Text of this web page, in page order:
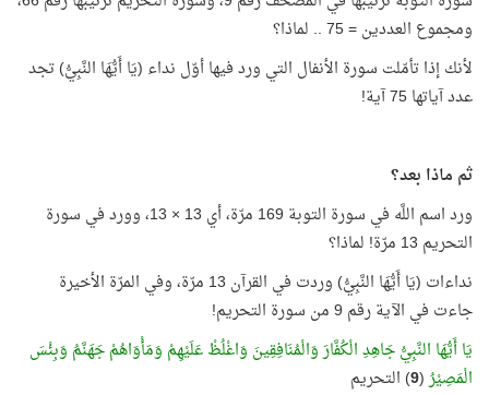
ومجموع العددين = 75 .. لماذا؟
لأنك إذا تأمّلت سورة الأنفال التي ورد فيها أوّل نداء (يَا أَيُّهَا النَّبِيُّ) تجد
عدد آياتها 75 آية!
ثم ماذا بعد؟
ورد اسم اللَّه في سورة التوبة 169 مرّة، أي 13 × 13، وورد في سورة
التحريم 13 مرّة! لماذا؟
نداءات (يَا أَيُّهَا النَّبِيُّ) وردت في القرآن 13 مرّة، وفي المرّة الأخيرة
جاءت في الآية رقم 9 من سورة التحريم!
يَا أَيُّهَا النَّبِيُّ جَاهِدِ الْكُفَّارَ وَالْمُنَافِقِينَ وَاغْلُظْ عَلَيْهِمْ وَمَأْوَاهُمْ جَهَنَّمُ وَبِئْسَ
الْمَصِيْرُ(
9) التحريم